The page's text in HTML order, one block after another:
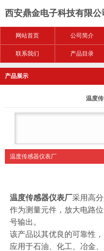
西安鼎金电子科技有限公
网站首页 公司简介
联系我们 产品目录
产品展示
温度
温度传感器仪表厂
温度传感器仪表厂采用高
作为测量元件，放大电路
号输出。
该产品以其优良的可靠性
应用于石油、化工、冶金